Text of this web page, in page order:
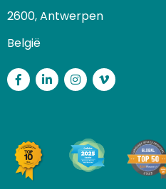
2600, Antwerpen
België
Facebook
LinkedInInstagram
Vimeo